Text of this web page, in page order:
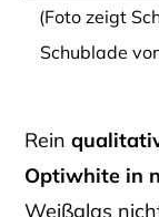
(Foto zeigt
Schublade
Rein
Optiwhite in
Weißglas